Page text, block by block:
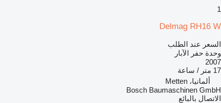
1
Delmag RH16 W
السعر عند الطلب
وحدة حفر الآبار
2007
17 متر / ساعة
ألمانيا، Metten
Bosch Baumaschinen GmbH
الاتصال بالبائع